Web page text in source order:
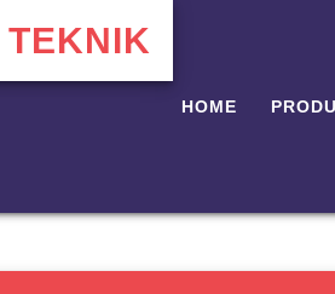
TEKNIK
HOME